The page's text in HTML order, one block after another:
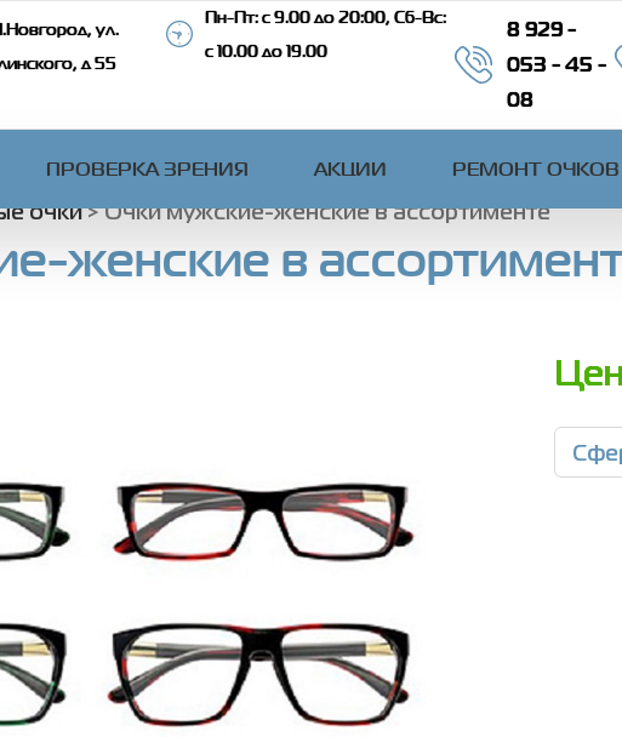
ул.
д 55
Пн-Пт: c 9.00 до 20:00, Сб-Вс:
с 10.00 до 19.00
8 929 -
053 - 45 -
08
ПРОВЕРКА ЗРЕНИЯ АКЦИИ РЕМОНТ ОЧКОВ
очки>Очки мужские-женские в ассортименте
женские в